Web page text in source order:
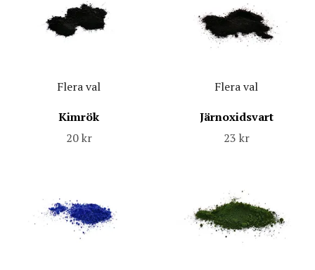
Flera val
Kimrök
20 kr
Flera val
Järnoxidsvart
23 kr